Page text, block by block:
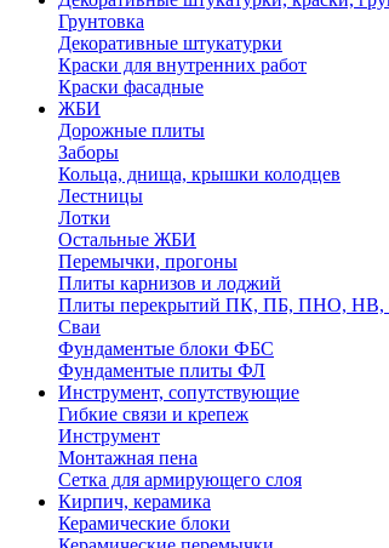
Грунтовка
Декоративные штукатурки
Краски для внутренних работ
Краски фасадные
ЖБИ
Дорожные плиты
Заборы
Кольца, днища, крышки колодцев
Лестницы
Лотки
Остальные ЖБИ
Перемычки, прогоны
Плиты карнизов и лоджий
Плиты перекрытий ПК, ПБ, ПНО, НВ,
Сваи
Фундаментые блоки ФБС
Фундаментые плиты ФЛ
Инструмент, сопутствующие
Гибкие связи и крепеж
Инструмент
Монтажная пена
Сетка для армирующего слоя
Кирпич, керамика
Керамические блоки